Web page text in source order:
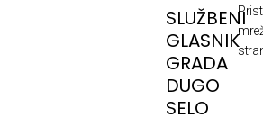
SLUŽBENI
GLASNIK
GRADA
DUGO
SELO